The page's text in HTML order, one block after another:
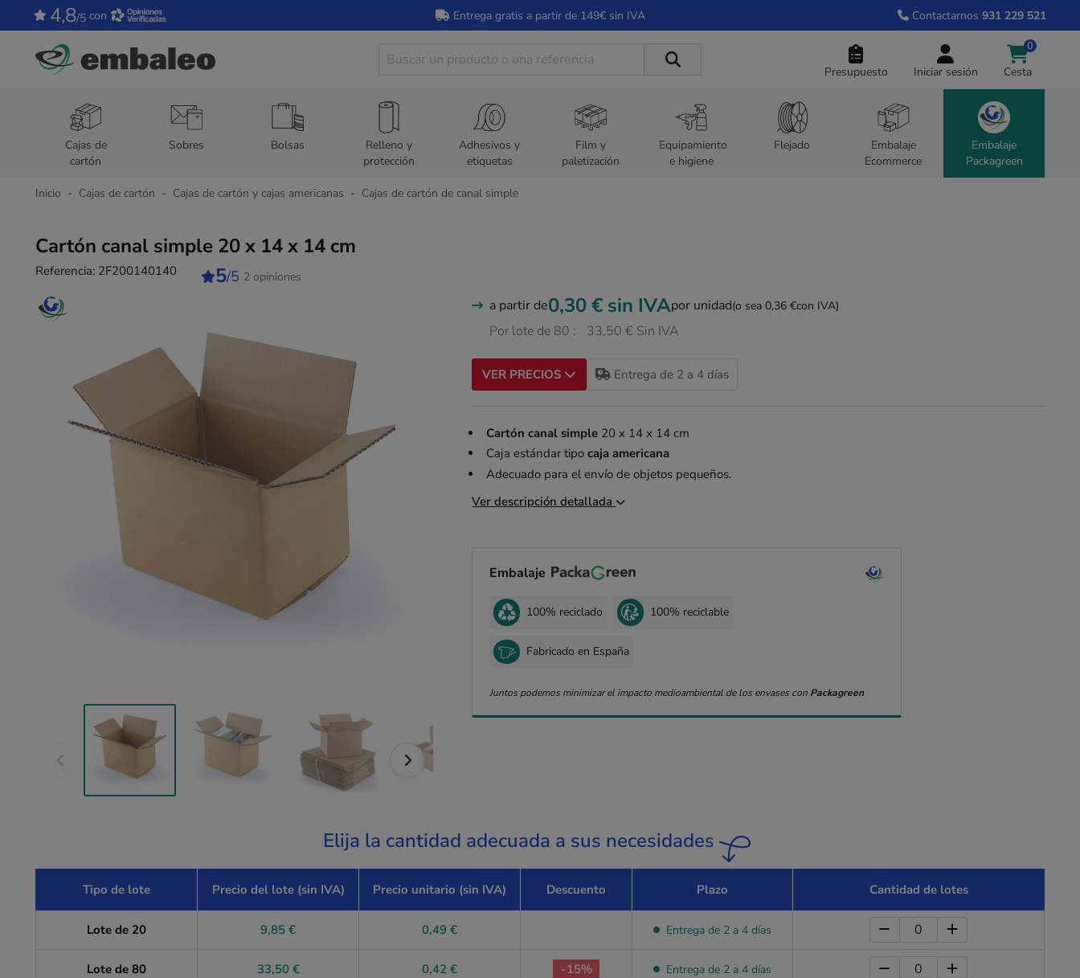
4,8/5 con Entrega gratis a partir de 149€ sin IVA Contactarnos 931 229 521
Presupuesto Iniciar sesión Cesta
0
Cajas de
cartón
Sobres Bolsas
Relleno y
protección
Adhesivos y
etiquetas
Film y
paletización
Equipamiento
e higiene
Flejado
Embalaje
Ecommerce
Embalaje
Packagreen
Inicio Cajas de cartón Cajas de cartón y cajas americanas Cajas de cartón de canal simple
Cartón canal simple 20 x 14 x 14 cm
Referencia: 2F200140140 5/5 2 opiniones
a partir de0,30 € sin IVApor unidad(o sea 0,36 €con IVA)
Por lote de 80 : 33,50 € Sin IVA
VER PRECIOS Entrega de 2 a 4 días
Cartón canal simple20 x 14 x 14 cm
Caja estándar tipo caja americana
Adecuado para el envío de objetos pequeños.
Ver descripción detallada
Embalaje
100% reciclado 100% reciclable
Fabricado en España
Juntos podemos minimizar el impacto medioambiental de los envases con Packagreen
Elija la cantidad adecuada a sus necesidades
Tipo de lote Precio del lote (sin IVA) Precio unitario (sin IVA) Descuento Plazo Cantidad de lotes
Lote de 20 9,85 € 0,49 € Entrega de 2 a 4 días
Lote de 80 33,50 € 0,42 € -15% Entrega de 2 a 4 días